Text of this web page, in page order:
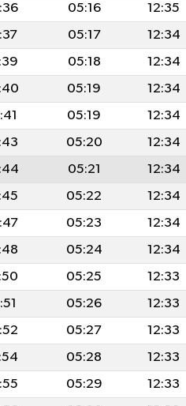
05:16 12:35
05:17 12:34
05:18 12:34
05:19 12:34
05:19 12:34
05:20 12:34
05:21 12:34
05:22 12:34
05:23 12:34
05:24 12:34
05:25 12:33
05:26 12:33
05:27 12:33
05:28 12:33
05:29 12:33